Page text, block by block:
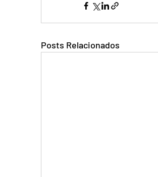
Posts Relacionados